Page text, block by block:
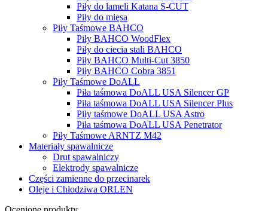
Piły do lameli Katana S-CUT
Piły do mięsa
Piły Taśmowe BAHCO
Piły BAHCO WoodFlex
Piły do ciecia stali BAHCO
Piły BAHCO Multi-Cut 3850
Piły BAHCO Cobra 3851
Piły Taśmowe DoALL
Piła taśmowa DoALL USA Silencer GP
Piła taśmowa DoALL USA Silencer Plus
Piły taśmowe DoALL USA Astro
Piła taśmowa DoALL USA Penetrator
Piły Taśmowe ARNTZ M42
Materiały spawalnicze
Drut spawalniczy
Elektrody spawalnicze
Części zamienne do przecinarek
Oleje i Chłodziwa ORLEN